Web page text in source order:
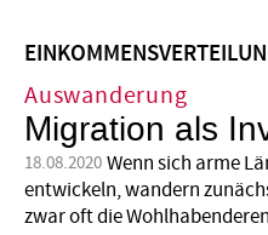
Auswanderung
Migration als
18.08.2020 Wenn sich arme
entwickeln, wandern
zwar oft die